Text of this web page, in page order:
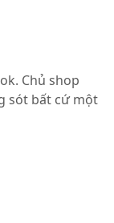
Chủ shop
sót bất cứ một